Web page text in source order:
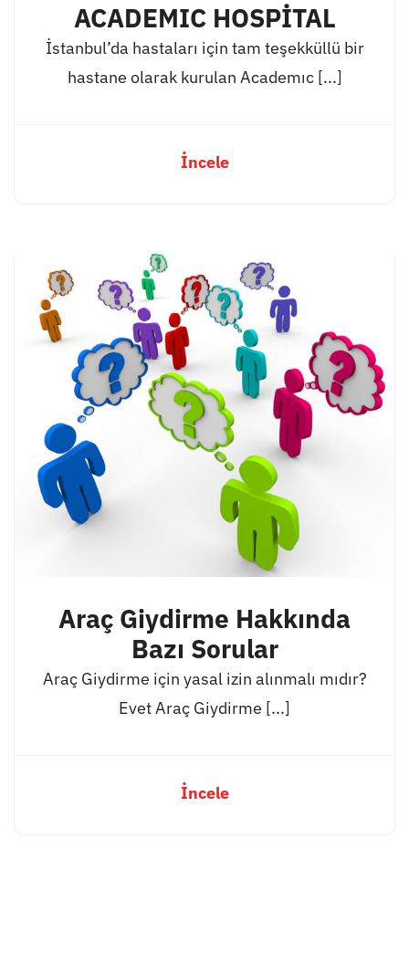
ACADEMIC HOSPİTAL
İstanbul’da hastaları için tam teşekküllü bir
hastane olarak kurulan Academıc [...]
İncele
Araç Giydirme Hakkında
Bazı Sorular
Araç Giydirme için yasal izin alınmalı mıdır?
Evet Araç Giydirme [...]
İncele